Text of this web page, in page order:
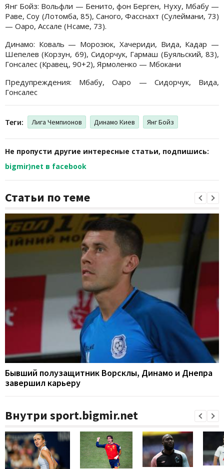
Янг Бойз: Вольфли — Бенито, фон Берген, Нуху, Мбабу —
Раве, Соу (Лотомба, 85), Саного, Фасснахт (Сулеймани, 73)
— Оаро, Ассале (Нсаме, 73).
Динамо: Коваль — Морозюк, Хачериди, Вида, Кадар —
Шепелев (Корзун, 69), Сидорчук, Гармаш (Буяльский, 83),
Гонсалес (Кравец, 90+2), Ярмоленко — Мбокани
Предупреждения: Мбабу, Оаро — Сидорчук, Вида,
Гонсалес
Теги: Лига Чемпионов Динамо Киев Янг Бойз
Не пропусти другие интересные статьи, подпишись:
bigmir)net в facebook
Статьи по теме
Бывший полузащитник Ворсклы, Динамо и Днепра
завершил карьеру
Внутри sport.bigmir.net